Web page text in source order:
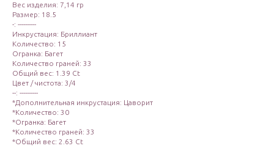
Вес изделия: 7,14 гр
Размер: 18.5
-: ----------
Инкрустация: Бриллиант
Количество: 15
Огранка: Багет
Количество граней: 33
Общий вес: 1.39 Ct
Цвет / чистота: 3/4
--: ----------
*Дополнительная инкрустация: Цаворит
*Количество: 30
*Огранка: Багет
*Количество граней: 33
*Общий вес: 2.63 Ct